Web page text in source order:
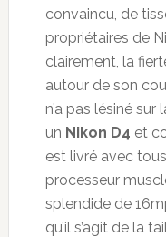
convaincu, de
propriétaires de
clairement, la
autour de son
n’a pas lésiné sur
un Nikon D4 et
est livré avec
processeur
splendide de
qu’il s’agit de la